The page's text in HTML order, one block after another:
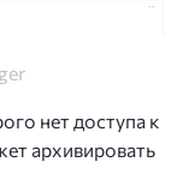
нет доступа к
архивировать